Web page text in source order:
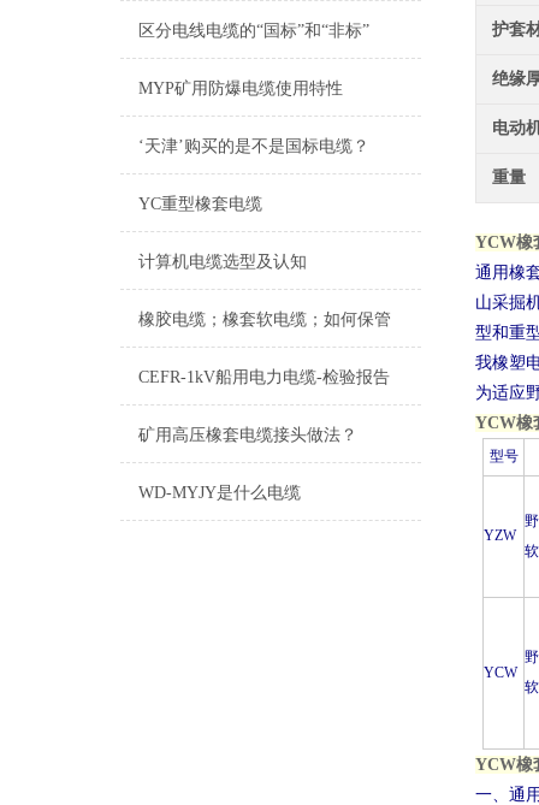
区分电线电缆的“国标”和“非标”
MYP矿用防爆电缆使用特性
‘天津’购买的是不是国标电缆？
YC重型橡套电缆
计算机电缆选型及认知
橡胶电缆；橡套软电缆；如何保管
CEFR-1kV船用电力电缆-检验报告
矿用高压橡套电缆接头做法？
WD-MYJY是什么电缆
护套
绝缘
电动
重量
YCW橡
通用橡
山采掘
型和重
我橡塑
为适应
YCW橡
型号
YZW
YCW
YCW橡
一、通